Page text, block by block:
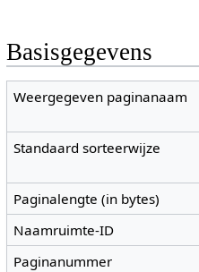
Basisgegevens
Weergegeven paginanaam
Standaard sorteerwijze
Paginalengte (in bytes)
Naamruimte-ID
Paginanummer